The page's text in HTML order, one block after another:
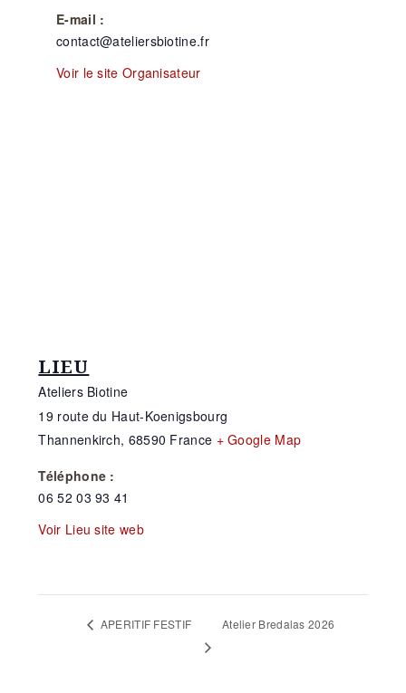
E-mail :
contact@ateliersbiotine.fr
Voir le site Organisateur
LIEU
Ateliers Biotine
19 route du Haut-Koenigsbourg
Thannenkirch, 68590 France + Google Map
Téléphone :
06 52 03 93 41
Voir Lieu site web
APERITIF FESTIF Atelier Bredalas 2026